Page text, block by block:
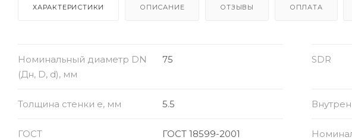
ХАРАКТЕРИСТИКИ ОПИСАНИЕ ОТЗЫВЫ ОПЛАТА
Номинальный диаметр DN
(Дн, D, d), мм
75 SDR
Толщина стенки e, мм 5.5
ГОСТ ГОСТ 18599-2001